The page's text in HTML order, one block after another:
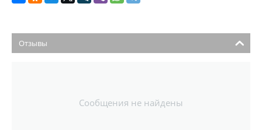
Отзывы
Сообщения не найдены